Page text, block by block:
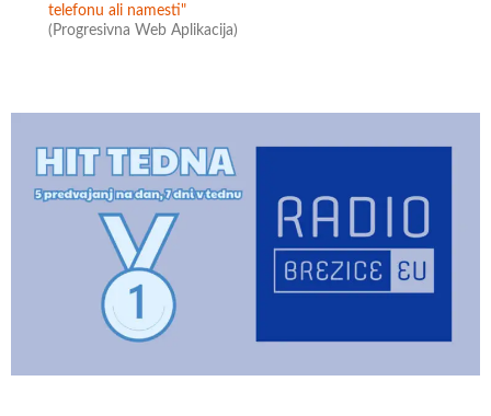
telefonu ali namesti"
(Progresivna Web Aplikacija)